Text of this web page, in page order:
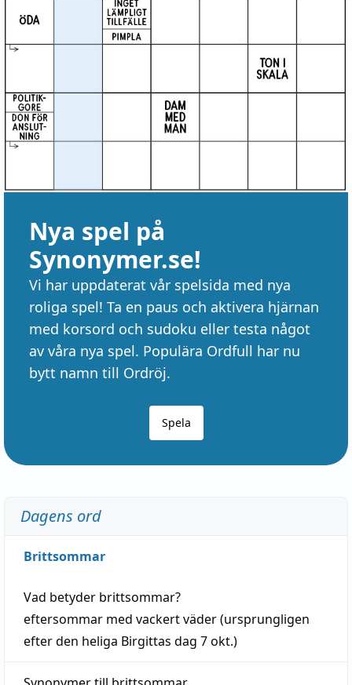
Nya spel på
Synonymer.se!
Vi har uppdaterat vår spelsida med nya
roliga spel! Ta en paus och aktivera hjärnan
med korsord och sudoku eller testa något
av våra nya spel. Populära Ordfull har nu
bytt namn till Ordröj.
Spela
Dagens ord
Brittsommar
Vad betyder brittsommar?
eftersommar med vackertväder(ursprungligen
efter den heliga Birgittas dag 7 okt.)